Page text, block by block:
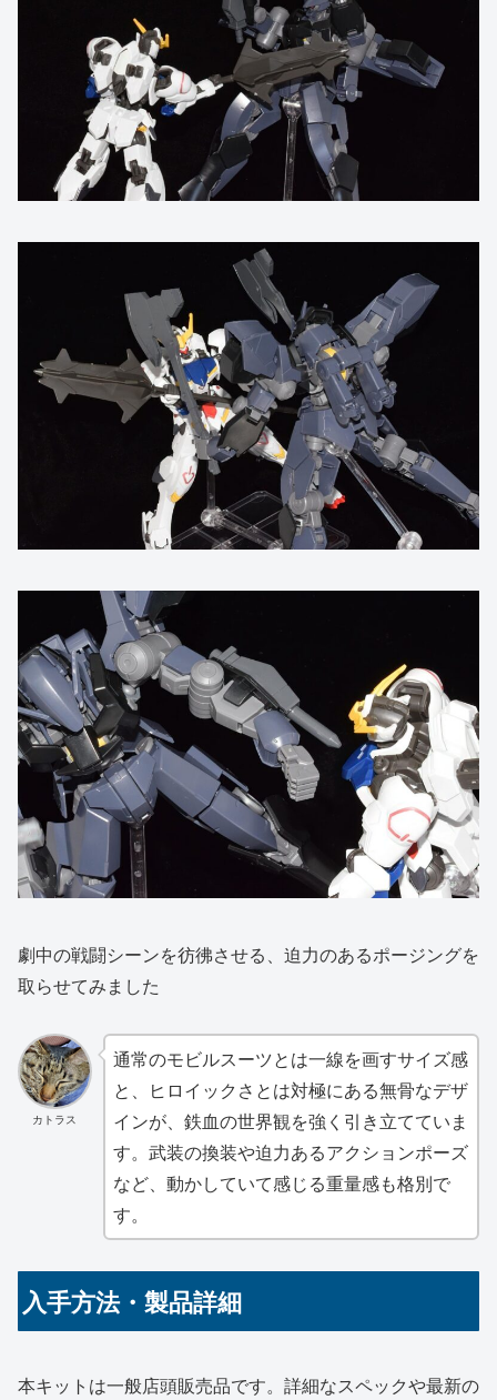
劇中の戦闘シーンを彷彿させる、迫力のあるポージングを
取らせてみました
カトラス
通常のモビルスーツとは一線を画すサイズ感
と、ヒロイックさとは対極にある無骨なデザ
インが、鉄血の世界観を強く引き立てていま
す。武装の換装や迫力あるアクションポーズ
など、動かしていて感じる重量感も格別で
す。
入手方法・製品詳細
本キットは一般店頭販売品です。詳細なスペックや最新の